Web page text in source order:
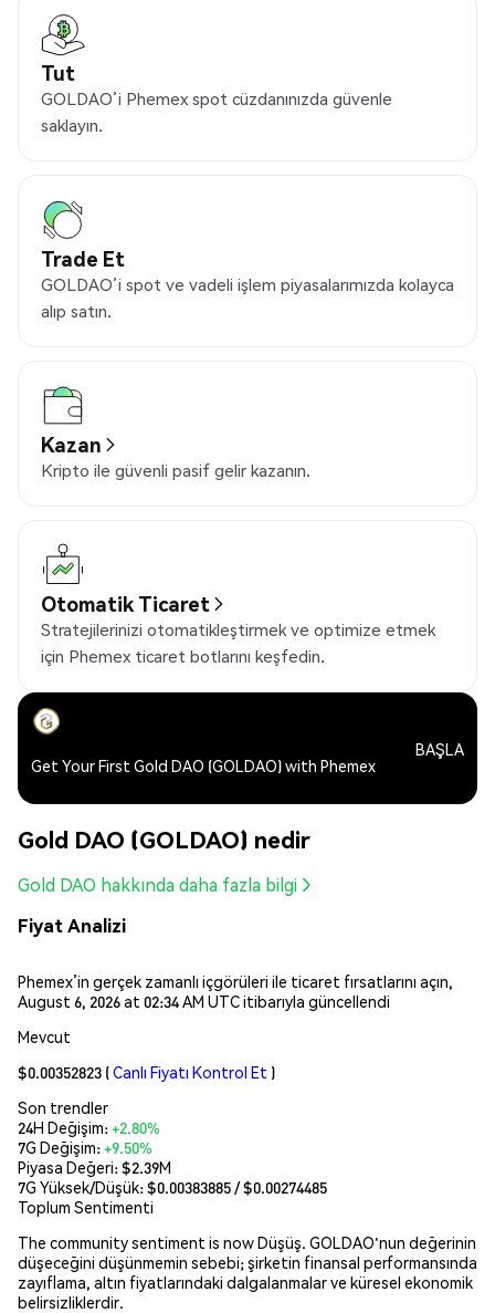
Tut
GOLDAO’i Phemex spot cüzdanınızda güvenle
saklayın.
Trade Et
GOLDAO’i spot ve vadeli işlem piyasalarımızda kolayca
alıp satın.
Kazan
Kripto ile güvenli pasif gelir kazanın.
Otomatik Ticaret
Stratejilerinizi otomatikleştirmek ve optimize etmek
için Phemex ticaret botlarını keşfedin.
Get Your First Gold DAO (GOLDAO) with Phemex
BAŞLA
Gold DAO (GOLDAO) nedir
Gold DAO hakkında daha fazla bilgi
Fiyat Analizi
Phemex’in gerçek zamanlı içgörüleri ile ticaret fırsatlarını açın,
August 6, 2026 at 02:34 AM UTC itibarıyla güncellendi
Mevcut
$0.00352823 (Canlı Fiyatı Kontrol Et )
Son trendler
24H Değişim:+2.80%
7G Değişim:+9.50%
Piyasa Değeri:$2.39M
7G Yüksek/Düşük: $0.00383885/ $0.00274485
Toplum Sentimenti
The community sentiment is now Düşüş. GOLDAO'nun değerinin
düşeceğini düşünmemin sebebi; şirketin finansal performansında
zayıflama, altın fiyatlarındaki dalgalanmalar ve küresel ekonomik
belirsizliklerdir.